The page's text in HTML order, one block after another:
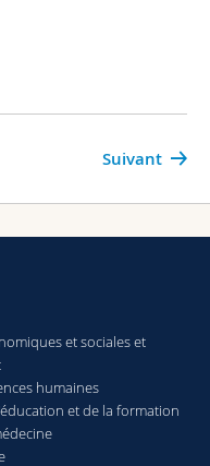
Suivant
et sociales et
humaines
et de la formation